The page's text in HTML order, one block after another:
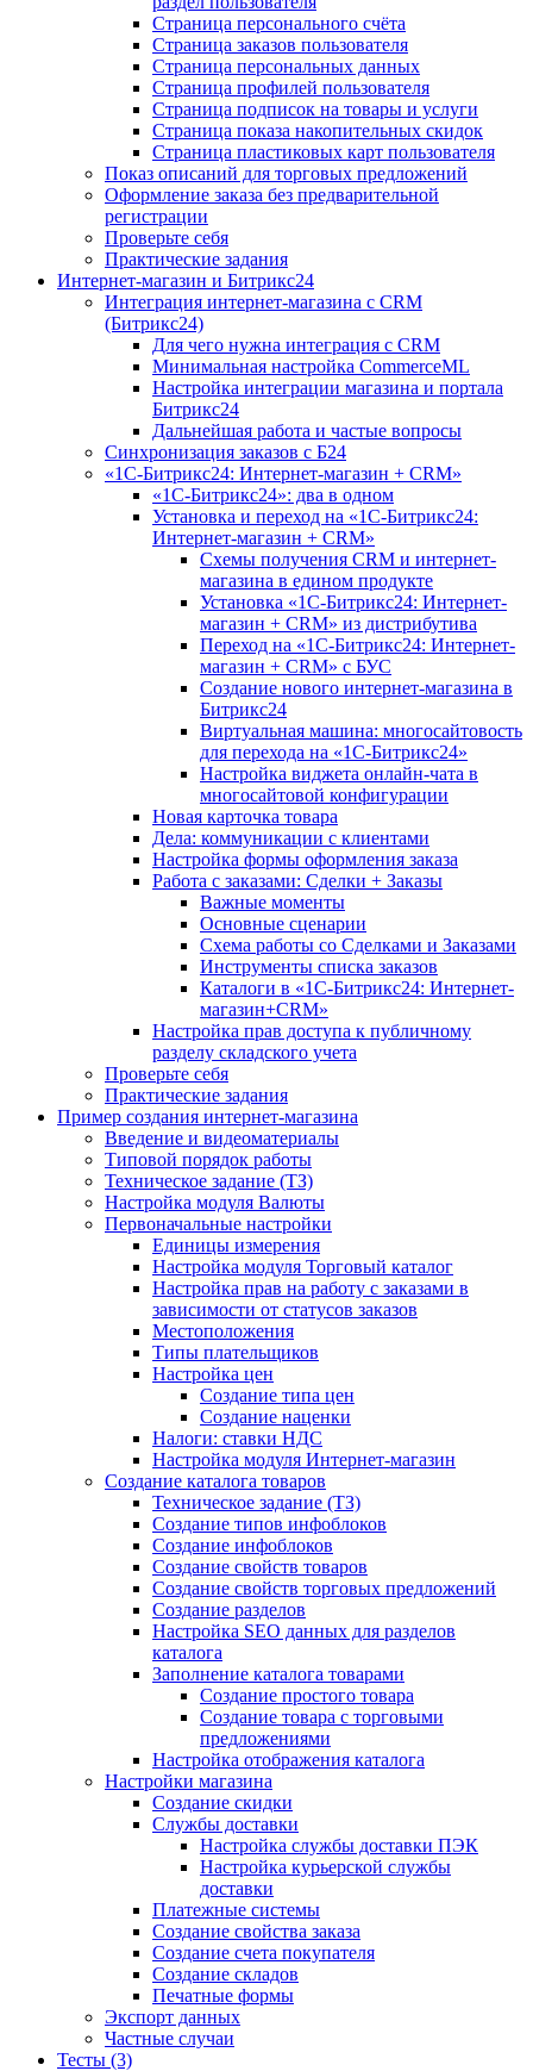
Страница персонального счёта
Страница заказов пользователя
Страница персональных данных
Страница профилей пользователя
Страница подписок на товары и услуги
Страница показа накопительных скидок
Страница пластиковых карт пользователя
Показ описаний для торговых предложений
Оформление заказа без предварительной
регистрации
Проверьте себя
Практические задания
Интернет-магазин и Битрикс24
Интеграция интернет-магазина с CRM
(Битрикс24)
Для чего нужна интеграция с CRM
Минимальная настройка CommerceML
Настройка интеграции магазина и портала
Битрикс24
Дальнейшая работа и частые вопросы
Синхронизация заказов с Б24
«1С-Битрикс24: Интернет-магазин + CRM»
«1С-Битрикс24»: два в одном
Установка и переход на «1С-Битрикс24:
Интернет-магазин + CRM»
Схемы получения CRM и интернет-
магазина в едином продукте
Установка «1С-Битрикс24: Интернет-
магазин + CRM» из дистрибутива
Переход на «1С-Битрикс24: Интернет-
магазин + CRM» с БУС
Создание нового интернет-магазина в
Битрикс24
Виртуальная машина: многосайтовость
для перехода на «1С-Битрикс24»
Настройка виджета онлайн-чата в
многосайтовой конфигурации
Новая карточка товара
Дела: коммуникации с клиентами
Настройка формы оформления заказа
Работа с заказами: Сделки + Заказы
Важные моменты
Основные сценарии
Схема работы со Сделками и Заказами
Инструменты списка заказов
Каталоги в «1С-Битрикс24: Интернет-
магазин+CRM»
Настройка прав доступа к публичному
разделу складского учета
Проверьте себя
Практические задания
Пример создания интернет-магазина
Введение и видеоматериалы
Типовой порядок работы
Техническое задание (ТЗ)
Настройка модуля Валюты
Первоначальные настройки
Единицы измерения
Настройка модуля Торговый каталог
Настройка прав на работу с заказами в
зависимости от статусов заказов
Местоположения
Типы плательщиков
Настройка цен
Создание типа цен
Создание наценки
Налоги: ставки НДС
Настройка модуля Интернет-магазин
Создание каталога товаров
Техническое задание (ТЗ)
Создание типов инфоблоков
Создание инфоблоков
Создание свойств товаров
Создание свойств торговых предложений
Создание разделов
Настройка SEO данных для разделов
каталога
Заполнение каталога товарами
Создание простого товара
Создание товара с торговыми
предложениями
Настройка отображения каталога
Настройки магазина
Создание скидки
Службы доставки
Настройка службы доставки ПЭК
Настройка курьерской службы
доставки
Платежные системы
Создание свойства заказа
Создание счета покупателя
Создание складов
Печатные формы
Экспорт данных
Частные случаи
Тесты (3)